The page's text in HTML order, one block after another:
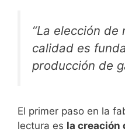
“La elección de
calidad es
producción de
El primer paso en la
lectura es la creación